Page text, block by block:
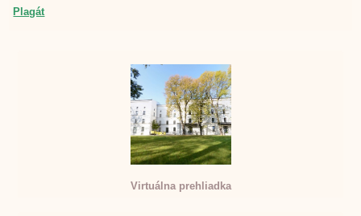
Plagát
Virtuálna prehliadka